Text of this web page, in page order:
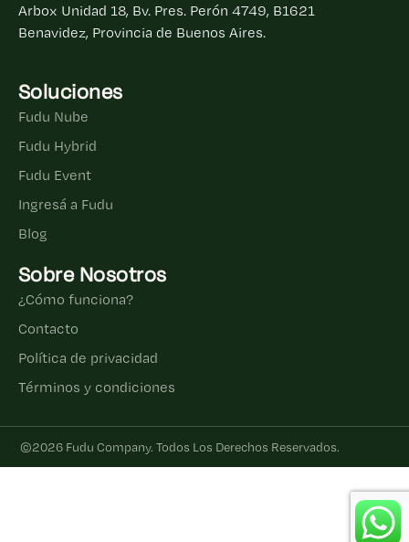
Arbox Unidad 18, Bv. Pres. Perón 4749, B1621
Benavidez, Provincia de Buenos Aires.
Soluciones
Fudu Nube
Fudu Hybrid
Fudu Event
Ingresá a Fudu
Blog
Sobre Nosotros
¿Cómo funciona?
Contacto
Política de privacidad
Términos y condiciones
©2026 Fudu Company. Todos Los Derechos Reservados.